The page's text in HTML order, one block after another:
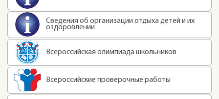
Сведения об организации отдыха детей и их
оздоровлении
Всероссийская олимпиада школьников
Всероссийские проверочные работы